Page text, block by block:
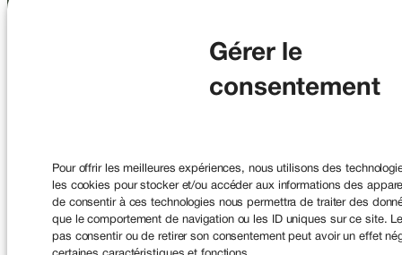
Gérer le
consentement
Pour offrir les meilleures expériences, nous utilisons des
les cookies pour stocker et/ou accéder aux informations des
de consentir à ces technologies nous permettra de traiter des
que le comportement de navigation ou les ID uniques sur ce site.
pas consentir ou de retirer son consentement peut avoir un effet
de Courtage d’Assurance enregistrée à
l’ORIAS sous le n°07004394 et a pour code APE 6622Z
Conseiller en Investissements Financiers (CIF)
Membre de la CNCEF Sous le contrôle de l’ACPR, 4 Place de
Budapest, CS 92459, 75436 Paris.